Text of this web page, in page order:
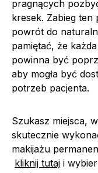
pragnących
kresek. Zabieg
powrót do
pamiętać, że
powinna być
aby mogła być
potrzeb pacjenta.
Szukasz miejsca,
skutecznie
makijażu
kliknij tutaj i